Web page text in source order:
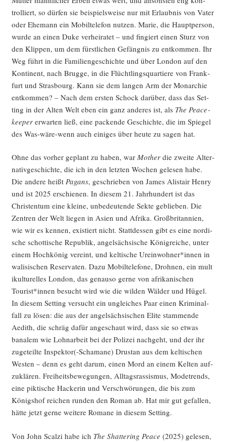
trol­liert, so dür­fen sie bei­spiels­wei­se nur mit Erlaub­nis von Vater
oder Ehe­mann ein Mobil­te­le­fon nut­zen. Marie, die Haupt­per­son,
wur­de an einen Duke ver­hei­ra­tet – und fin­giert einen Sturz von
den Klip­pen, um dem fürst­li­chen Gefäng­nis zu ent­kom­men. Ihr
Weg führt in die Fami­li­en­ge­schich­te und über Lon­don auf den
Kon­ti­nent, nach Brug­ge, in die Flücht­lings­quar­tie­re von Frank­
furt und Stras­bourg. Kann sie dem lan­gen Arm der Mon­ar­chie
ent­kom­men? – Nach dem ers­ten Schock dar­über, dass das Set­
ting in der Alten Welt eben ein ganz ande­res ist, als The Peace­
kee­pererwar­ten ließ, eine packen­de Geschich­te, die im Spie­gel
des Was-wäre-wenn auch eini­ges über heu­te zu sagen hat.
Ohne das vor­her geplant zu haben, war Motherdie zwei­te Alter­
na­tiv­ge­schich­te, die ich in den letz­ten Wochen gele­sen habe.
Die ande­re heißt Pagans, geschrie­ben von James Ali­s­ta­ir Hen­ry
und ist 2025 erschie­nen. In die­sem 21. Jahr­hun­dert ist das
Chris­ten­tum eine klei­ne, unbe­deu­ten­de Sek­te geblie­ben. Die
Zen­tren der Welt lie­gen in Asi­en und Afri­ka. Groß­bri­tan­ni­en,
wie wir es ken­nen, exis­tiert nicht. Statt­des­sen gibt es eine nor­di­
sche schot­ti­sche Repu­blik, angel­säch­si­sche König­rei­che, unter
einem Hoch­kö­nig ver­eint, und kel­ti­sche Ureinwohner*innen in
wali­si­schen Reser­va­ten. Dazu Mobil­te­le­fo­ne, Droh­nen, ein mul­t
i­kul­tu­rel­les Lon­don, das genau­so ger­ne von afri­ka­ni­schen
Tourist*innen besucht wird wie die wil­den Wäl­der und Hügel.
In die­sem Set­ting ver­sucht ein unglei­ches Paar einen Kri­mi­nal­
fall zu lösen: die aus der angel­säch­si­schen Eli­te stam­men­de
Aedith, die schräg dafür ange­schaut wird, dass sie so etwas
bana­lem wie Lohn­ar­beit bei der Poli­zei nach­geht, und der ihr
zuge­teil­te Inspektor(-Schamane) Dru­stan aus dem kel­ti­schen
Wes­ten – denn es geht dar­um, einen Mord an einem Kel­ten auf­
zu­klä­ren. Frei­heits­be­we­gun­gen, All­tags­ras­sis­mus, Mode­trends,
eine pik­ti­sche Hacke­rin und Ver­schwö­run­gen, die bis zum
Königs­hof rei­chen run­den den Roman ab. Hat mir gut gefal­len,
hät­te jetzt ger­ne wei­te­re Roma­ne in die­sem Setting.
Von John Scal­zi habe ich The Shat­te­ring Peace (2025) gele­sen,